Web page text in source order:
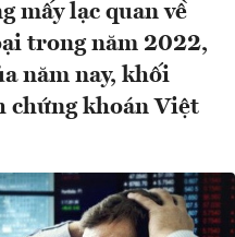
mấy lạc quan về
trong năm 2022,
năm nay, khối
chứng khoán Việt